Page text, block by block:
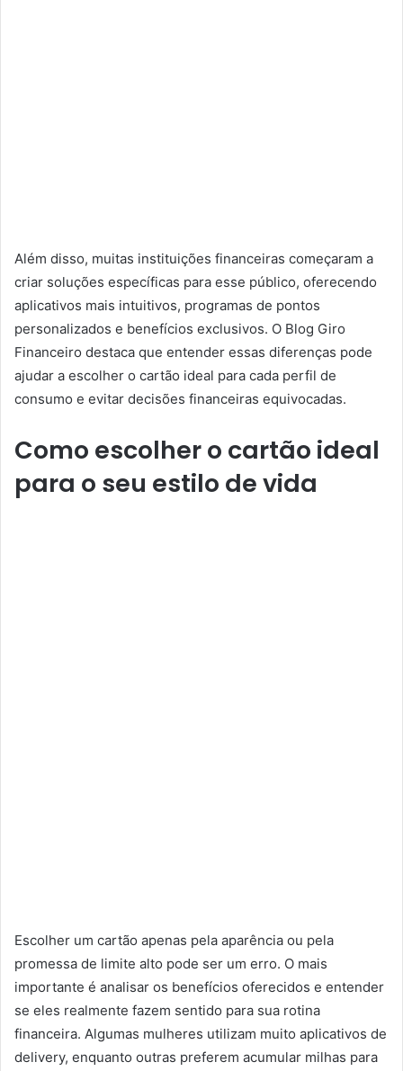
Além disso, muitas instituições financeiras começaram a
criar soluções específicas para esse público, oferecendo
aplicativos mais intuitivos, programas de pontos
personalizados e benefícios exclusivos. O Blog Giro
Financeiro destaca que entender essas diferenças pode
ajudar a escolher o cartão ideal para cada perfil de
consumo e evitar decisões financeiras equivocadas.
Como escolher o cartão ideal
para o seu estilo de vida
Escolher um cartão apenas pela aparência ou pela
promessa de limite alto pode ser um erro. O mais
importante é analisar os benefícios oferecidos e entender
se eles realmente fazem sentido para sua rotina
financeira. Algumas mulheres utilizam muito aplicativos de
delivery, enquanto outras preferem acumular milhas para